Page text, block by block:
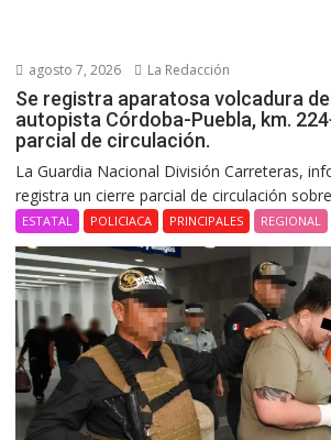
agosto 7, 2026 La Redacción
Se registra aparatosa volcadura
autopista Córdoba-Puebla, km.
parcial de circulación.
La Guardia Nacional División Carreteras,
registra un cierre parcial de circulación
ESTATAL POLICIACA PRINCIPALES REGIONAL